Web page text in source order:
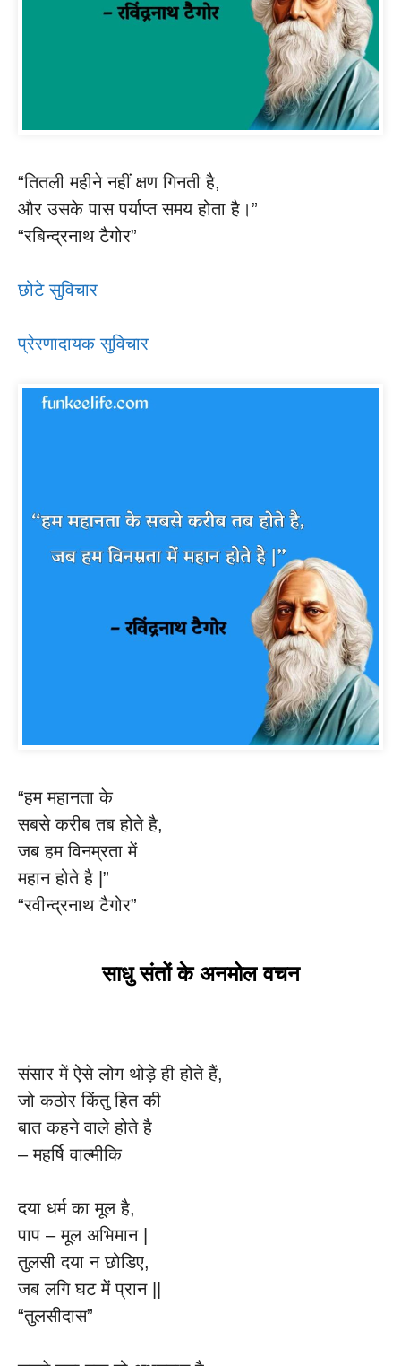
“तितली महीने नहीं क्षण गिनती है,
और उसके पास पर्याप्त समय होता है।”
“रबिन्द्रनाथ टैगोर”
छोटे सुविचार
प्रेरणादायक सुविचार
“हम महानता के
सबसे करीब तब होते है,
जब हम विनम्रता में
महान होते है |”
“रवीन्द्रनाथ टैगोर”
साधु संतों के अनमोल वचन
संसार में ऐसे लोग थोड़े ही होते हैं,
जो कठोर किंतु हित की
बात कहने वाले होते है
– महर्षि वाल्मीकि
दया धर्म का मूल है,
पाप – मूल अभिमान |
तुलसी दया न छोडिए,
जब लगि घट में प्रान ||
“तुलसीदास”